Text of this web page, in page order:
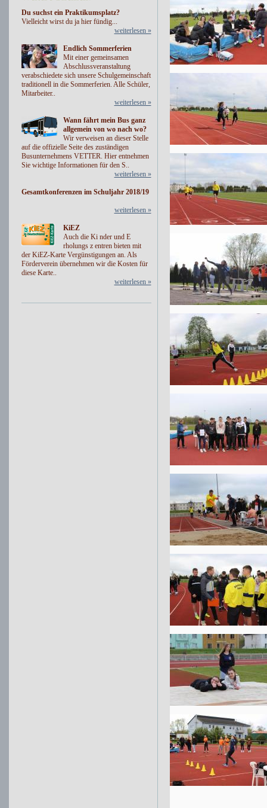
Du suchst ein Praktikumsplatz?
Vielleicht wirst du ja hier fündig...
weiterlesen »
Endlich Sommerferien
Mit einer gemeinsamen
Abschlussveranstaltung
verabschiedete sich unsere Schulgemeinschaft
traditionell in die Sommerferien. Alle Schüler,
Mitarbeiter..
weiterlesen »
Wann fährt mein Bus ganz
allgemein von wo nach wo?
Wir verweisen an dieser Stelle
auf die offizielle Seite des zuständigen
Busunternehmens VETTER. Hier entnehmen
Sie wichtige Informationen für den S..
weiterlesen »
Gesamtkonferenzen im Schuljahr 2018/19
weiterlesen »
KiEZ
Auch die Ki nder und E
rholungs z entren bieten mit
der KiEZ-Karte Vergünstigungen an. Als
Förderverein übernehmen wir die Kosten für
diese Karte..
weiterlesen »